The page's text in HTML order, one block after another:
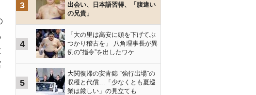
3
出会い、日本語習得、「腹違い
の兄貴」
4
「大の里は高安に頭を下げてぶ
つかり稽古を」 八角理事長が異
例の“指令”を出したワケ
5
大関復帰の安青錦 “強行出場”の
収穫と代償…「少なくとも夏巡
業は厳しい」の見立ても